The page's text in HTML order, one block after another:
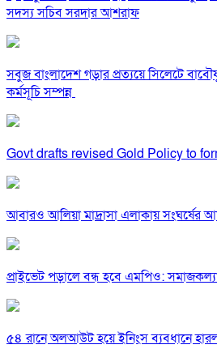
সদস্য সচিব সরদার আশরাফ
সবুজ বাংলাদেশ গড়ার প্রত্যয়ে সিলেটে
কর্মসূচি সম্পন্ন
Govt drafts revised Gold Policy to
আবারও আলিয়া মাদ্রাসা এলাকায় সংঘর্ষের
প্রাইভেট পড়ালে বন্ধ হবে এমপিও: সমাজকল্যাণ
৫৪ রানে অলআউট হয়ে ইনিংস ব্যবধানে